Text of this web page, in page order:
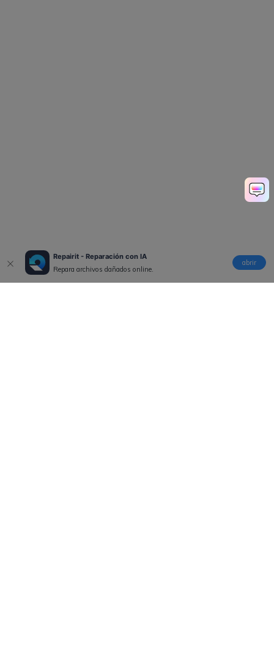
Repairit - Reparación con IA
Repara archivos dañados online.
abrir